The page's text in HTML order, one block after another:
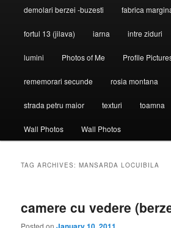
demolari berzei -buzesti fabrica
fortul 13 (jilava) iarna intre ziduri
lumini Photos of Me Profile
rememorari secunde rosia montana
strada petru maior texturi toamna
Wall Photos Wall Photos
TAG ARCHIVES:MANSARDA LOCUIBILA
camere cu vedere